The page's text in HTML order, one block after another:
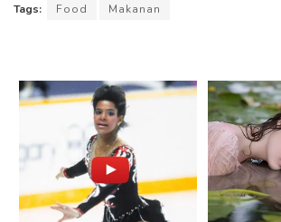
Tags: Food Makanan